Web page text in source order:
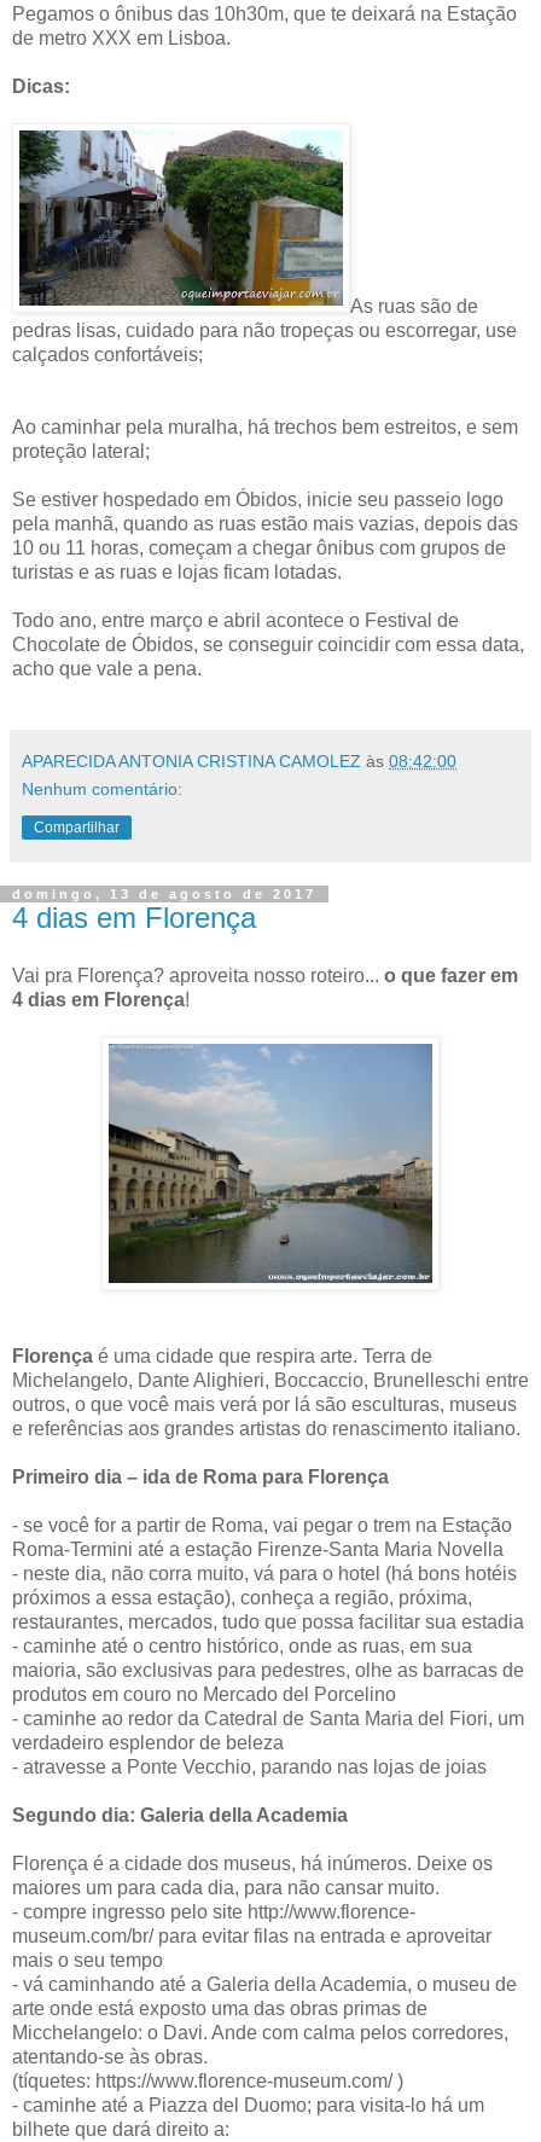
Pegamos o ônibus das 10h30m, que te deixará na Estação
de metro XXX em Lisboa.
Dicas:
As ruas são de
pedras lisas, cuidado para não tropeças ou escorregar, use
calçados confortáveis;
Ao caminhar pela muralha, há trechos bem estreitos, e sem
proteção lateral;
Se estiver hospedado em Óbidos, inicie seu passeio logo
pela manhã, quando as ruas estão mais vazias, depois das
10 ou 11 horas, começam a chegar ônibus com grupos de
turistas e as ruas e lojas ficam lotadas.
Todo ano, entre março e abril acontece o Festival de
Chocolate de Óbidos, se conseguir coincidir com essa data,
acho que vale a pena.
APARECIDA ANTONIA CRISTINA CAMOLEZ às 08:42:00
Nenhum comentário:
Compartilhar
domingo, 13 de agosto de 2017
4 dias em Florença
Vai pra Florença? aproveita nosso roteiro... o que fazer em
4 dias em Florença!
Florença é uma cidade que respira arte. Terra de
Michelangelo, Dante Alighieri, Boccaccio, Brunelleschi entre
outros, o que você mais verá por lá são esculturas, museus
e referências aos grandes artistas do renascimento italiano.
Primeiro dia – ida de Roma para Florença
- se você for a partir de Roma, vai pegar o trem na Estação
Roma-Termini até a estação Firenze-Santa Maria Novella
- neste dia, não corra muito, vá para o hotel (há bons hotéis
próximos a essa estação), conheça a região, próxima,
restaurantes, mercados, tudo que possa facilitar sua estadia
- caminhe até o centro histórico, onde as ruas, em sua
maioria, são exclusivas para pedestres, olhe as barracas de
produtos em couro no Mercado del Porcelino
- caminhe ao redor da Catedral de Santa Maria del Fiori, um
verdadeiro esplendor de beleza
- atravesse a Ponte Vecchio, parando nas lojas de joias
Segundo dia: Galeria della Academia
Florença é a cidade dos museus, há inúmeros. Deixe os
maiores um para cada dia, para não cansar muito.
- compre ingresso pelo site http://www.florence-
museum.com/br/ para evitar filas na entrada e aproveitar
mais o seu tempo
- vá caminhando até a Galeria della Academia, o museu de
arte onde está exposto uma das obras primas de
Micchelangelo: o Davi. Ande com calma pelos corredores,
atentando-se às obras.
(tíquetes: https://www.florence-museum.com/ )
- caminhe até a Piazza del Duomo; para visita-lo há um
bilhete que dará direito a: